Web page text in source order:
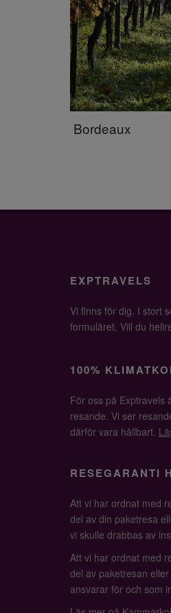
Bordeaux
EXPTRAVELS
Vi finns för dig. I stort
formuläret. Vill du
100%
För oss på Exptravels
resande. Vi ser
därför vara hållbart.
RESEGARANTI
Att vi har ordnat med
del av din paketresa
vi skulle drabbas av
Att vi har ordnat med
del av paketresan
ansvarar för och som